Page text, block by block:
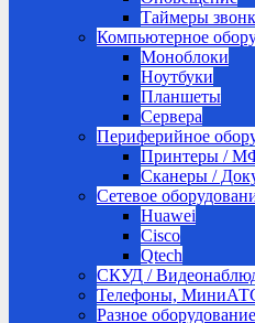
Таймеры
Компьютерное
Моноблоки
Ноутбуки
Планшеты
Сервера
Периферийное
Принтеры /
Сканеры /
Сетевое
Huawei
Cisco
Qtech
СКУД /
Телефоны,
Разное оборудование